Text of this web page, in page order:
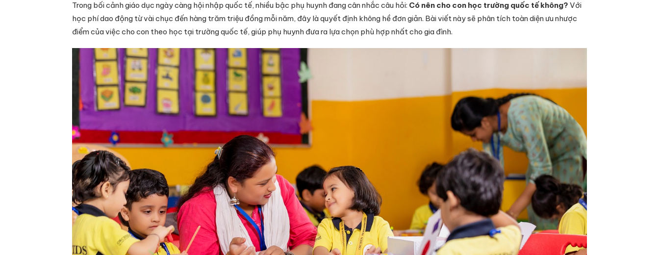
Trong bối cảnh giáo dục ngày càng hội nhập quốc tế, nhiều bậc phụ huynh đang cân nhắc câu hỏi: Có nên cho con học trường quốc tế không? Với
học phí dao động từ vài chục đến hàng trăm triệu đồng mỗi năm, đây là quyết định không hề đơn giản. Bài viết này sẽ phân tích toàn diện ưu nhược
điểm của việc cho con theo học tại trường quốc tế, giúp phụ huynh đưa ra lựa chọn phù hợp nhất cho gia đình.